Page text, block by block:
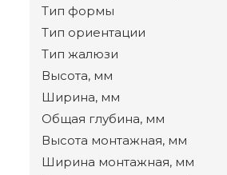
Тип формы
Тип ориентации
Тип жалюзи
Высота, мм
Ширина, мм
Общая глубина, мм
Высота монтажная, мм
Ширина монтажная, мм